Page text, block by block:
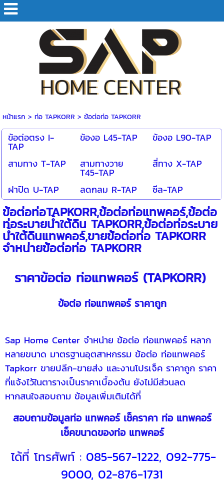
หน้าแรก > ท่อ TAPKORR > ข้อต่อท่อ TAPKORR
ข้อต่อตรง I-
TAP
ข้องอ L45-TAP
ข้องอ L90-TAP
สามทาง T-TAP
สามทางวาย
T45-TAP
สี่ทาง X-TAP
ฝาปิด U-TAP
ลดกลม R-TAP ซีล-TAP
ข้อต่อท่อTAPKORR,ข้อต่อท่อแทพคอร์,ข้อต่อ
ท่อระบายน้ำใต้ดิน TAPKORR,ข้อต่อท่อระบาย
น้ำใต้ดินแทพคอร์,ขายข้อต่อท่อ TAPKORR
จำหน่ายข้อต่อท่อ TAPKORR
ราคาข้อต่อ ท่อแทพคอร์(TAPKORR)
ข้อต่อ ท่อแทพคอร์ ราคาถูก
Sap Home Center จำหน่าย ข้อต่อ ท่อแทพคอร์ หลาก
หลายขนาด มาตรฐานอุตสาหกรรม ข้อต่อ ท่อแทพคอร์
Tapkorr ขายปลีก-ขายส่ง และงานโปรเจ็ค ราคาถูก ราคา
ที่แจ้งไว้ในตารางเป็นราคาเบื้องต้น ยังไม่มีส่วนลด
หากสนใจสอบถาม ข้อมูลเพิ่มเติมได้ที่
สอบถามข้อมูลท่อ แทพคอร์ เช็คราคา ท่อ แทพคอร์
เช็คขนาดของท่อ แทพคอร์
ได้ที่ โทรศัพท์ : 085-567-1222, 092-775-
9000, 02-876-1731